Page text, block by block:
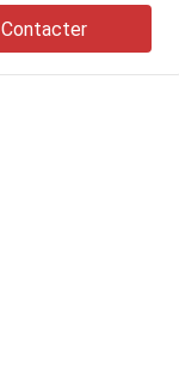
Contacter